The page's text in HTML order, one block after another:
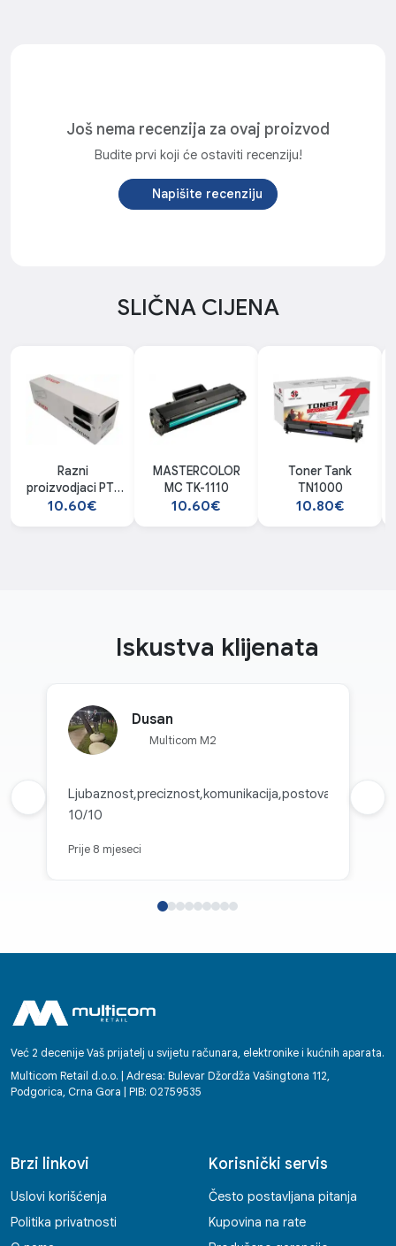
Još nema recenzija za ovaj proizvod
Budite prvi koji će ostaviti recenziju!
Napišite recenziju
SLIČNA CIJENA
Razni
proizvodjaci PT-
CF230A
10.60€
MASTERCOLOR
MC TK-1110
10.60€
Toner Tank
TN1000
10.80€
Iskustva klijenata
Dusan
Multicom M2
Ljubaznost,preciznost,komunikacija,postovanje
10/10
Prije 8 mjeseci
Prethodna recenzija
Već 2 decenije Vaš prijatelj u svijetu računara, elektronike i kućnih aparata.
Multicom Retail d.o.o. | Adresa: Bulevar Džordža Vašingtona 112,
Podgorica, Crna Gora | PIB: 02759535
Brzi linkovi
Uslovi korišćenja
Politika privatnosti
Korisnički servis
Često postavljana pitanja
Kupovina na rate